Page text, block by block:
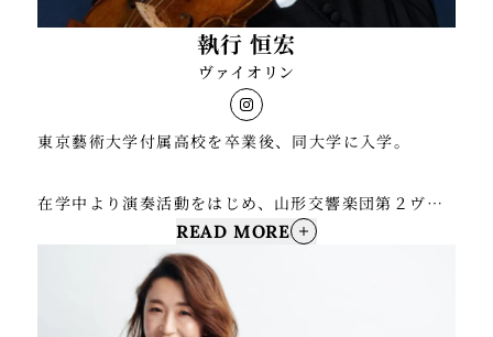
おいて、芸術その魅力「19世紀パリ音楽サロンへの
旅」が13回にわたり放送される。2023年2月シンガポ
ールにて、ファイナルファンタジーピアノリサイタル
にソリストとして出演。2024年10月岐阜県で行われた
国民文化祭開会式において、天皇皇后両陛下ご臨席の
はならぬ」の室内楽編曲、ならびにピアノ演奏をす
現在スクエア・エニックス公式YouTubeにて、ファイ
ナルファンタジー作品等を編曲・演奏。
ソリストとして、
故田中千香士氏 指揮 レボリューションアンサンブル
矢野正浩氏 指揮 Grand Gala Orchestra OSAKA
Alexander Mayer氏 指揮 Sinfonietta de
Lausanne
等と共演。
ピエール・アモイアル氏率いるCamerata de
Lausanneのメンバーとして、ローザンヌ、モスク
執行 恒宏
ヴァイオリン
東京藝術大学付属高校を卒業後、同大学に入学。
在学中より演奏活動をはじめ、山形交響楽団第２ヴァ
イオリン首席奏者に就任。後に同団コンサートマスタ
ーを2006年まで務める。 その後2023年7月までパシ
フィックフィルハーモニア東京(旧東京ニューシティ管
弦楽団)コンサートマスターを務める。
READ MORE